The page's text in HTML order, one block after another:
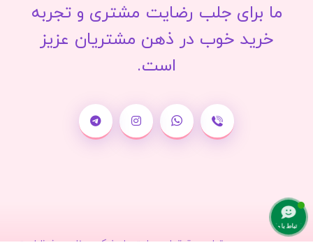
ما برای جلب رضایت مشتری و تجربه
خرید خوب در ذهن مشتریان عزیز
است.
ارتباط با ما